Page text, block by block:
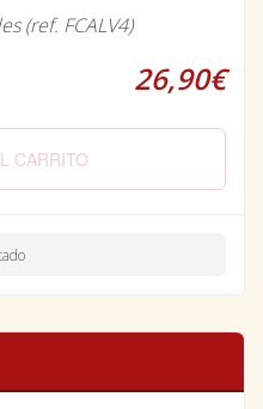
(ref. FCALV4)
26,90€
CARRITO